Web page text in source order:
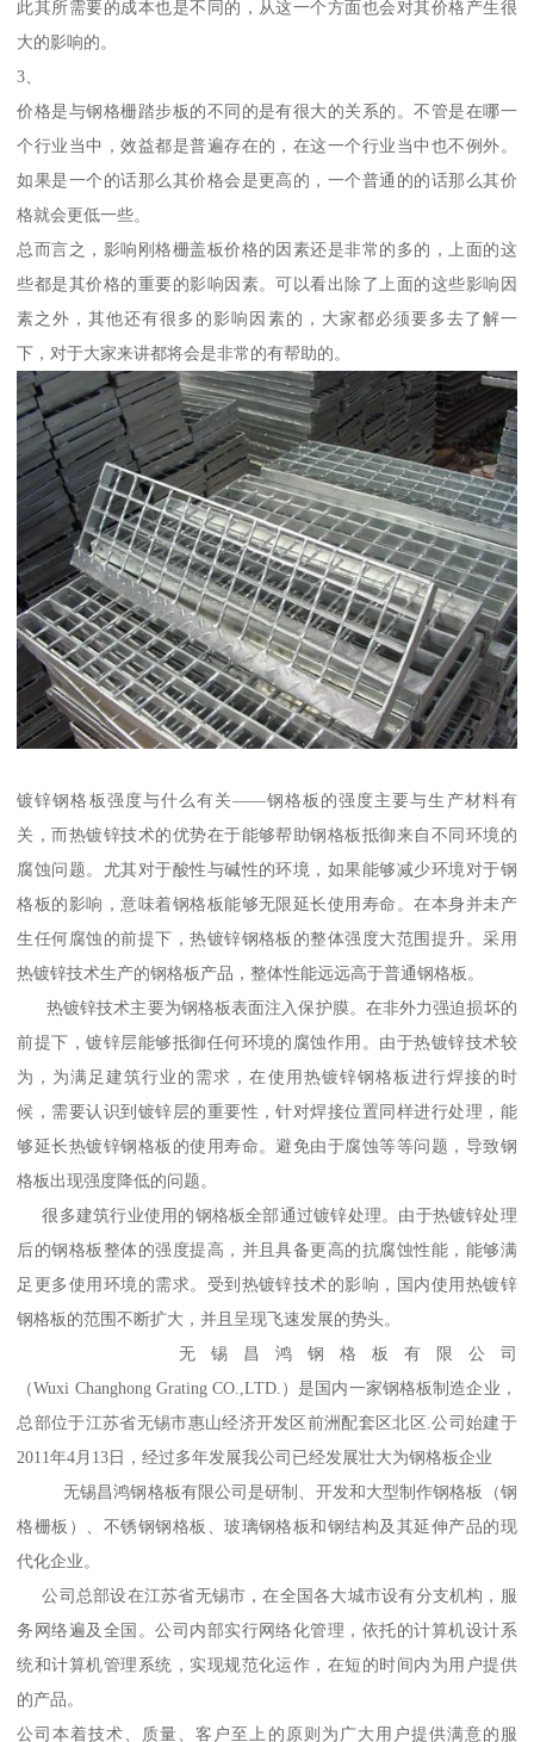
此其所需要的成本也是不同的，从这一个方面也会对其价格产生很
大的影响的。
3、
价格是与钢格栅踏步板的不同的是有很大的关系的。不管是在哪一
个行业当中，效益都是普遍存在的，在这一个行业当中也不例外。
如果是一个的话那么其价格会是更高的，一个普通的的话那么其价
格就会更低一些。
总而言之，影响刚格栅盖板价格的因素还是非常的多的，上面的这
些都是其价格的重要的影响因素。可以看出除了上面的这些影响因
素之外，其他还有很多的影响因素的，大家都必须要多去了解一
下，对于大家来讲都将会是非常的有帮助的。
镀锌钢格板强度与什么有关——钢格板的强度主要与生产材料有
关，而热镀锌技术的优势在于能够帮助钢格板抵御来自不同环境的
腐蚀问题。尤其对于酸性与碱性的环境，如果能够减少环境对于钢
格板的影响，意味着钢格板能够无限延长使用寿命。在本身并未产
生任何腐蚀的前提下，热镀锌钢格板的整体强度大范围提升。采用
热镀锌技术生产的钢格板产品，整体性能远远高于普通钢格板。
热镀锌技术主要为钢格板表面注入保护膜。在非外力强迫损坏的
前提下，镀锌层能够抵御任何环境的腐蚀作用。由于热镀锌技术较
为，为满足建筑行业的需求，在使用热镀锌钢格板进行焊接的时
候，需要认识到镀锌层的重要性，针对焊接位置同样进行处理，能
够延长热镀锌钢格板的使用寿命。避免由于腐蚀等等问题，导致钢
格板出现强度降低的问题。
很多建筑行业使用的钢格板全部通过镀锌处理。由于热镀锌处理
后的钢格板整体的强度提高，并且具备更高的抗腐蚀性能，能够满
足更多使用环境的需求。受到热镀锌技术的影响，国内使用热镀锌
钢格板的范围不断扩大，并且呈现飞速发展的势头。
无锡昌鸿钢格板有限公司
（Wuxi Changhong Grating CO.,LTD.）是国内一家钢格板制造企业，
总部位于江苏省无锡市惠山经济开发区前洲配套区北区.公司始建于
2011年4月13日，经过多年发展我公司已经发展壮大为钢格板企业
无锡昌鸿钢格板有限公司是研制、开发和大型制作钢格板（钢
格栅板）、不锈钢钢格板、玻璃钢格板和钢结构及其延伸产品的现
代化企业。
公司总部设在江苏省无锡市，在全国各大城市设有分支机构，服
务网络遍及全国。公司内部实行网络化管理，依托的计算机设计系
统和计算机管理系统，实现规范化运作，在短的时间内为用户提供
的产品。
公司本着技术、质量、客户至上的原则为广大用户提供满意的服